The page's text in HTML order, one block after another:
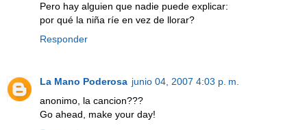
Pero hay alguien que nadie puede explicar:
por qué la niña ríe en vez de llorar?
Responder
La Mano Poderosa junio 04, 2007 4:03 p. m.
anonimo, la cancion???
Go ahead, make your day!